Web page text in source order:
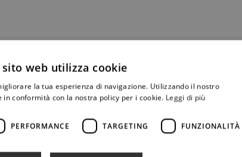
7-6, nei confronti della qualificata umbra Angelica
10.30, la francese 21enne Selena Janicijevic n. 235
sito web utilizza cookie
la tua esperienza di navigazione. Utilizzando il nostro
conformità con la nostra policy per i cookie. Leggi di più
PERFORMANCE TARGETING FUNZIONALITÀ